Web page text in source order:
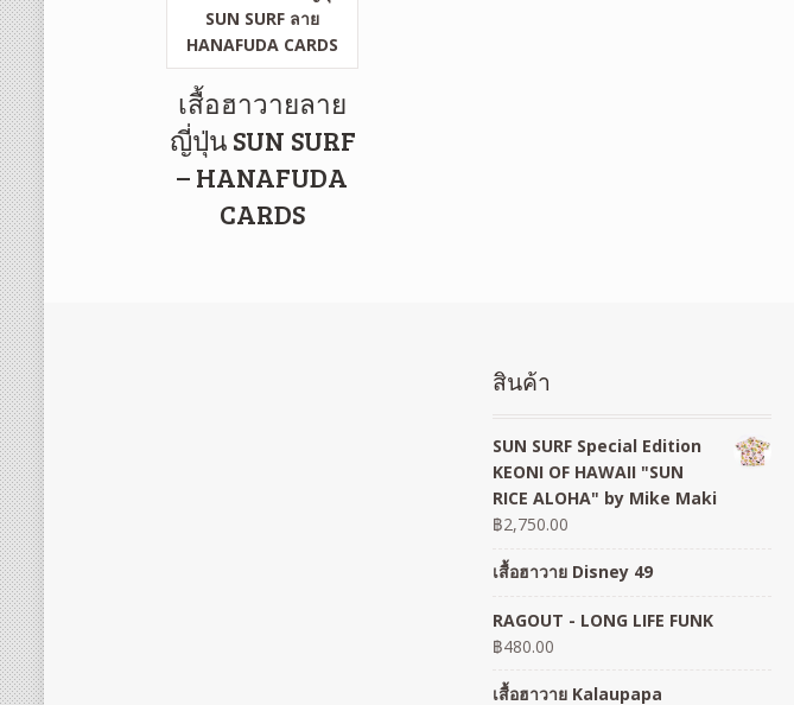
เสื้อฮาวายลาย
ญี่ปุ่น SUN SURF
– HANAFUDA
CARDS
สินค้า
SUN SURF Special Edition
KEONI OF HAWAII "SUN
RICE ALOHA" by Mike Maki
฿2,750.00
เสื้อฮาวาย Disney 49
RAGOUT - LONG LIFE FUNK
฿480.00
เสื้อฮาวาย Kalaupapa